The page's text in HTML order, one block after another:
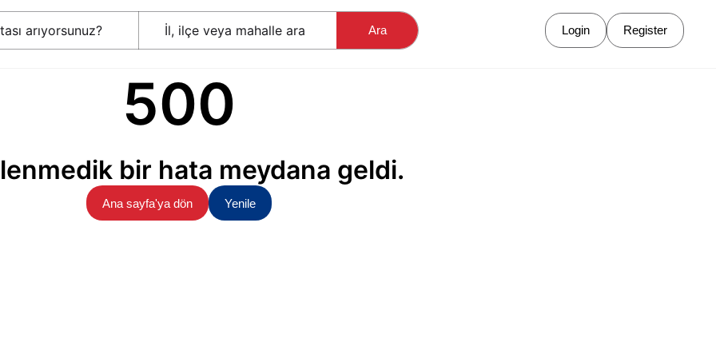
Ara Login Register
500
bir hata meydana geldi.
Ana sayfa'ya dön Yenile